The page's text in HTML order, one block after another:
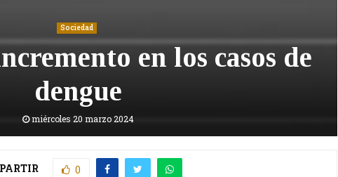
Sociedad
en los casos de
dengue
miércoles 20 marzo 2024
0